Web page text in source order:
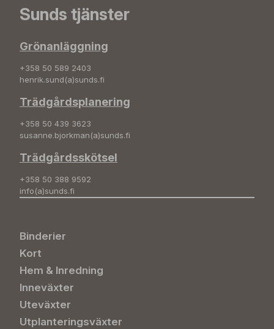
Sunds tjänster
Grönanläggning
+358 50 589 2403
henrik.sund(a)sunds.fi
Trädgårdsplanering
+358 50 439 3623
susanne.bjorkman(a)sunds.fi
Trädgårdsskötsel
+358 50 388 9592
info(a)sunds.fi
Binderier
Kort
Hem & Inredning
Inneväxter
Uteväxter
Utplanteringsväxter